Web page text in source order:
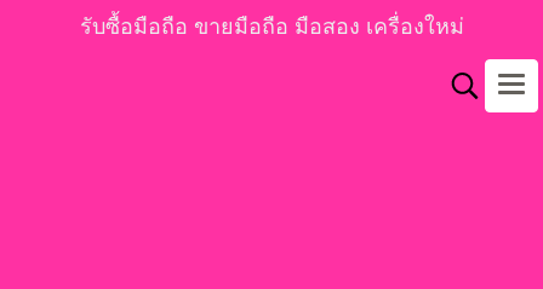
รับซื้อมือถือ ขายมือถือ มือสอง เครื่องใหม่